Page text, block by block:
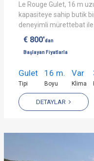
Le Rouge Gulet, 16 m
kapasiteye sahip butik
deneyimli mürettebat
€ 800'dan
Başlayan Fiyatlarla
Gulet
Tipi
16 m.
Boyu
Var
Klima
DETAYLAR